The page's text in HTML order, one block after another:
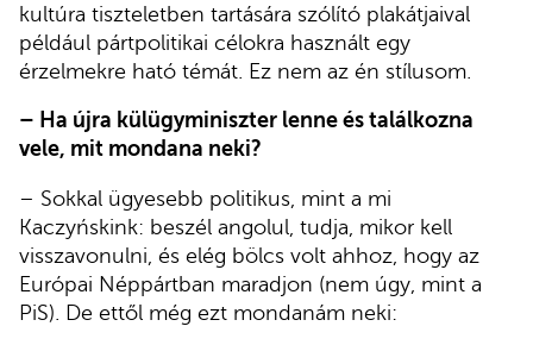
kultúra tiszteletben tartására szólító plakátjaival
például pártpolitikai célokra használt egy
érzelmekre ható témát. Ez nem az én stílusom.
– Ha újra külügyminiszter lenne és találkozna
vele, mit mondana neki?
– Sokkal ügyesebb politikus, mint a mi
Kaczyńskink: beszél angolul, tudja, mikor kell
visszavonulni, és elég bölcs volt ahhoz, hogy az
Európai Néppártban maradjon (nem úgy, mint a
PiS). De ettől még ezt mondanám neki: